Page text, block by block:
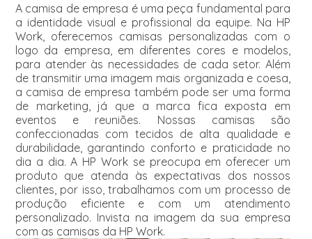
A camisa de empresa é uma peça fundamental para
a identidade visual e profissional da equipe. Na HP
Work, oferecemos camisas personalizadas com o
logo da empresa, em diferentes cores e modelos,
para atender às necessidades de cada setor. Além
de transmitir uma imagem mais organizada e coesa,
a camisa de empresa também pode ser uma forma
de marketing, já que a marca fica exposta em
eventos e reuniões. Nossas camisas são
confeccionadas com tecidos de alta qualidade e
durabilidade, garantindo conforto e praticidade no
dia a dia. A HP Work se preocupa em oferecer um
produto que atenda às expectativas dos nossos
clientes, por isso, trabalhamos com um processo de
produção eficiente e com um atendimento
personalizado. Invista na imagem da sua empresa
com as camisas da HP Work.